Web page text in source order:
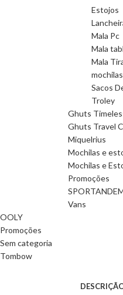
Estojos
Mala Pc
Mala
Mala
mochilas
Sacos
Troley
Ghuts
Ghuts Travel
Miquelrius
Mochilas e
Mochilas e
Promoções
Vans
OOLY
Promoções
Sem categoria
Tombow